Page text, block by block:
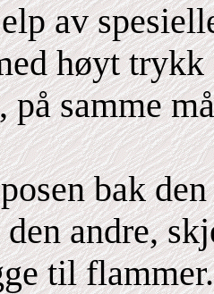
av
høyt
på samme
bak
andre,
til